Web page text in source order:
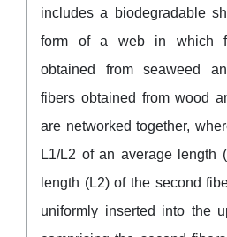
includes a biodegradable
form of a web in which
obtained from seaweed
fibers obtained from wood
are networked together,
L1/L2 of an average length
length (L2) of the second
uniformly inserted into the